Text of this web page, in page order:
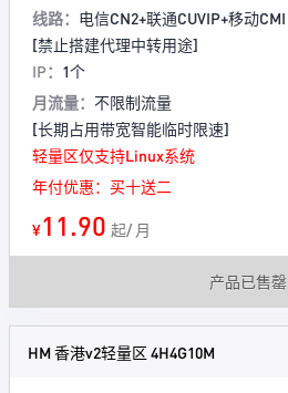
线路： 电信CN2+联通CUVIP+移动CMI
[禁止搭建代理中转用途]
IP： 1个
月流量： 不限制流量
[长期占用带宽智能临时限速]
轻量区仅支持Linux系统
年付优惠：买十送二
¥11.90 起/ 月
产品已售罄
HM 香港v2轻量区 4H4G10M